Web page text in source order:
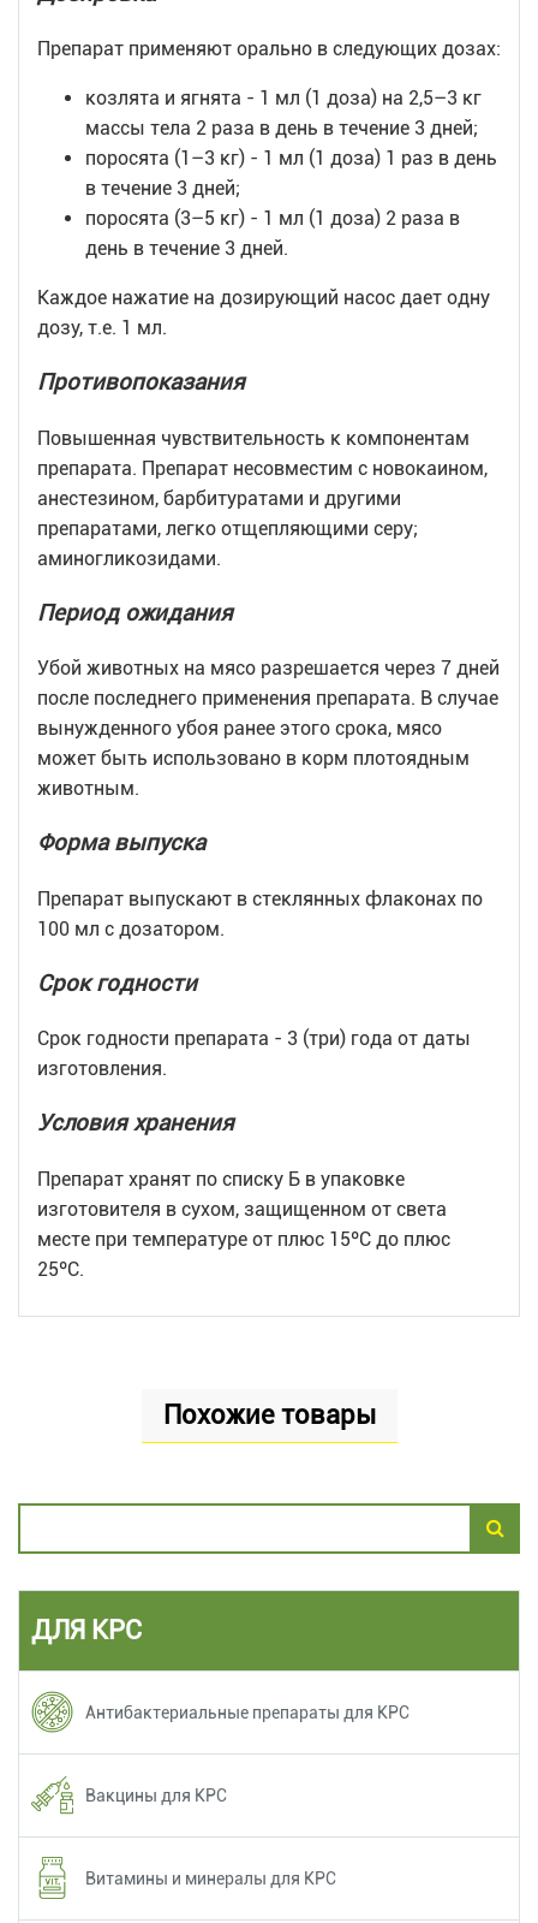
Препарат применяют орально в следующих дозах:
козлята и ягнята - 1 мл (1 доза) на 2,5–3 кг
массы тела 2 раза в день в течение 3 дней;
поросята (1–3 кг) - 1 мл (1 доза) 1 раз в день
в течение 3 дней;
поросята (3–5 кг) - 1 мл (1 доза) 2 раза в
день в течение 3 дней.
Каждое нажатие на дозирующий насос дает одну
дозу, т.е. 1 мл.
Противопоказания
Повышенная чувствительность к компонентам
препарата. Препарат несовместим с новокаином,
анестезином, барбитуратами и другими
препаратами, легко отщепляющими серу;
аминогликозидами.
Период ожидания
Убой животных на мясо разрешается через 7 дней
после последнего применения препарата. В случае
вынужденного убоя ранее этого срока, мясо
может быть использовано в корм плотоядным
животным.
Форма выпуска
Препарат выпускают в стеклянных флаконах по
100 мл с дозатором.
Срок годности
Срок годности препарата - 3 (три) года от даты
изготовления.
Условия хранения
Препарат хранят по списку Б в упаковке
изготовителя в сухом, защищенном от света
месте при температуре от плюс 15ºС до плюс
25ºС.
Похожие товары
ДЛЯ КРС
Антибактериальные препараты для КРС
Вакцины для КРС
Витамины и минералы для КРС